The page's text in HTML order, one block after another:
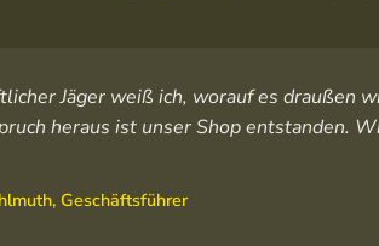
Jäger weiß ich, worauf es draußen
heraus ist unser Shop entstanden.
Geschäftsführer